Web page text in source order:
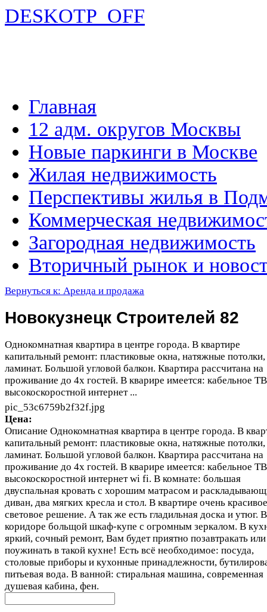
DESKOTP_OFF
Главная
12 адм. округов Москвы
Новые паркинги в Москве
Жилая недвижимость
Перспективы жилья в
Коммерческая
Загородная недвижимость
Вторичный рынок и
Вернуться к: Аренда и продажа
Новокузнецк Строителей 82
Однокомнатная квартира в центре города. В квартире
капитальный ремонт: пластиковые окна, натяжные потолки,
ламинат. Большой угловой балкон. Квартира рассчитана на
проживание до 4х гостей. В кварире имеется: кабельное
высокоскоростной интернет ...
pic_53c6759b2f32f.jpg
Цена:
Описание Однокомнатная квартира в центре города. В
капитальный ремонт: пластиковые окна, натяжные потолки,
ламинат. Большой угловой балкон. Квартира рассчитана на
проживание до 4х гостей. В кварире имеется: кабельное
высокоскоростной интернет wi fi. В комнате: большая
двуспальная кровать с хорошим матрасом и
диван, два мягких кресла и стол. В квартире очень красивое
световое решение. А так же есть гладильная доска и утюг. В
коридоре больщой шкаф-купе с огромным зеркалом. В
яркий, сочный ремонт, Вам будет приятно позавтракать или
поужинать в такой кухне! Есть всё необходимое: посуда,
столовые приборы и кухонные принадлежности,
питьевая вода. В ванной: стиральная машина, современная
душевая кабина, фен.